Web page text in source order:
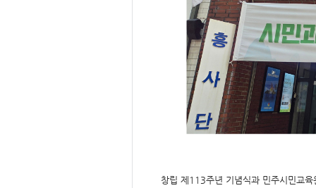
창립 제113주년 기념식과 민주시민교